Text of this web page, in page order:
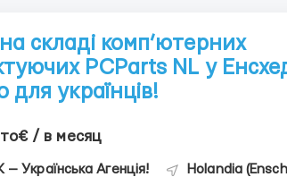
складі комп’ютерних
PCParts NL у
для українців!
/ в месяц
— Українська Агенція! Holandia